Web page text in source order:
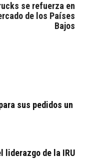
se refuerza en
de los Países
Bajos
sus pedidos un
liderazgo de la IRU